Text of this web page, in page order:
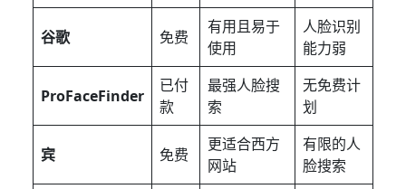
谷歌 免费
有用且易于
使用
人脸识别
能力弱
ProFaceFinder
已付
款
最强人脸搜
索
无免费计
划
宾 免费
更适合西方
网站
有限的人
脸搜索